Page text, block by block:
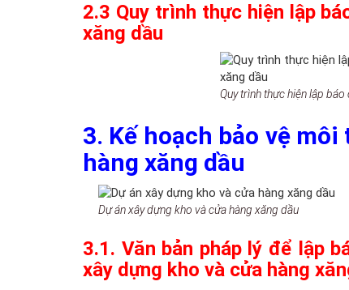
2.3 Quy trình thực hiện lập
xăng dầu
Quy trình thực hiện lập
3. Kế hoạch bảo vệ
hàng xăng dầu
Dự án xây dựng kho và cửa hàng xăng dầu
3.1. Văn bản pháp lý để lập
xây dựng kho và cửa hàng